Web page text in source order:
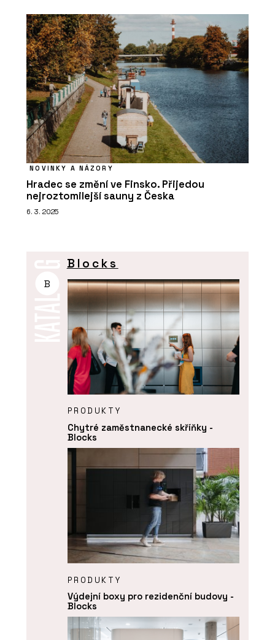
NOVINKY A NÁZORY
Hradec se změní ve Finsko. Přijedou
nejroztomilejší sauny z Česka
6. 3. 2025
B
Blocks
PRODUKTY
Chytré zaměstnanecké skříňky -
Blocks
PRODUKTY
Výdejní boxy pro rezidenční budovy -
Blocks